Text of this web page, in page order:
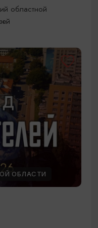
областной
ОБЛАСТИ